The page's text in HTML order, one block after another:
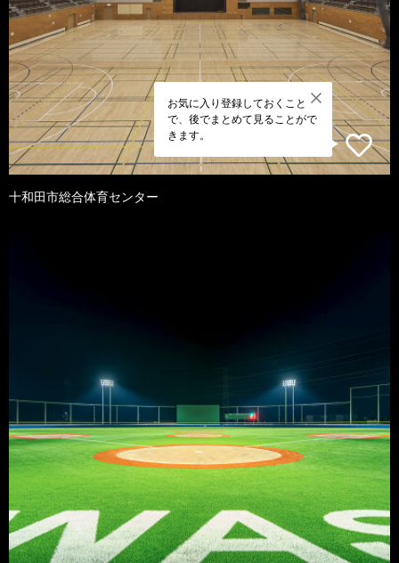
お気に入り登録しておくこと
で、後でまとめて見ることがで
きます。
十和田市総合体育センター